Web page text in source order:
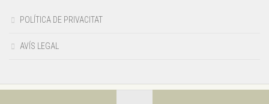
POLÍTICA DE PRIVACITAT
AVÍS LEGAL